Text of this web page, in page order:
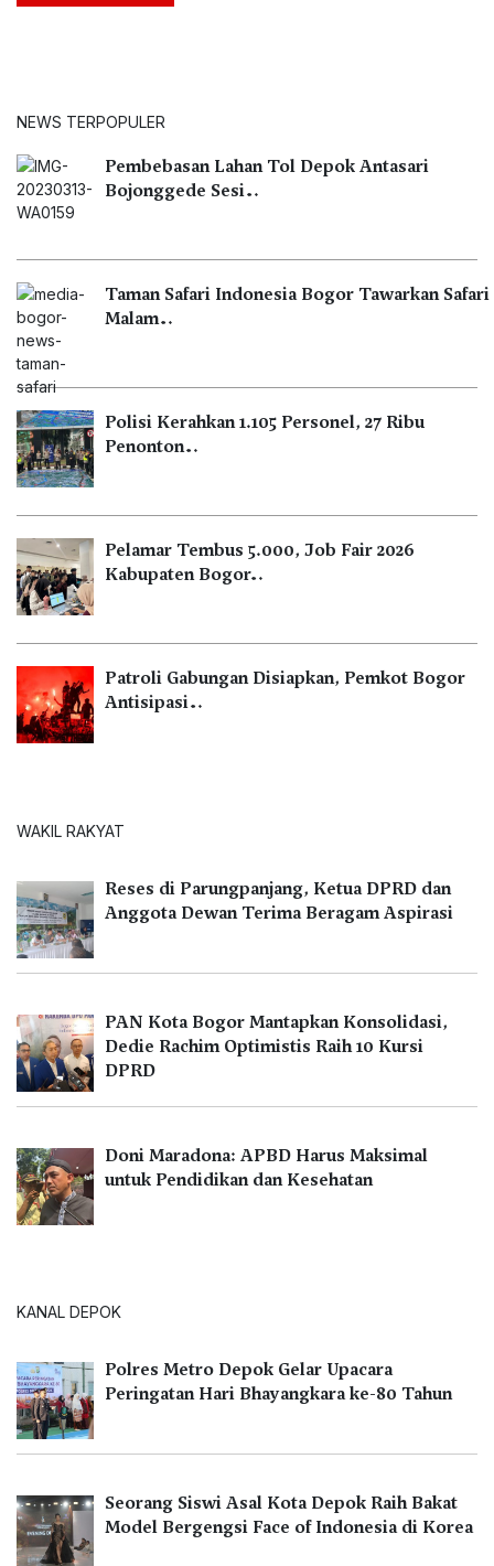
NEWS TERPOPULER
Pembebasan Lahan Tol Depok Antasari
Bojonggede Sesi…
Taman Safari Indonesia Bogor Tawarkan Safari
Malam…
Polisi Kerahkan 1.105 Personel, 27 Ribu
Penonton…
Pelamar Tembus 5.000, Job Fair 2026
Kabupaten Bogor…
Patroli Gabungan Disiapkan, Pemkot Bogor
Antisipasi…
WAKIL RAKYAT
Reses di Parungpanjang, Ketua DPRD dan
Anggota Dewan Terima Beragam Aspirasi
PAN Kota Bogor Mantapkan Konsolidasi,
Dedie Rachim Optimistis Raih 10 Kursi
DPRD
Doni Maradona: APBD Harus Maksimal
untuk Pendidikan dan Kesehatan
KANAL DEPOK
Polres Metro Depok Gelar Upacara
Peringatan Hari Bhayangkara ke-80 Tahun
Seorang Siswi Asal Kota Depok Raih Bakat
Model Bergengsi Face of Indonesia di Korea